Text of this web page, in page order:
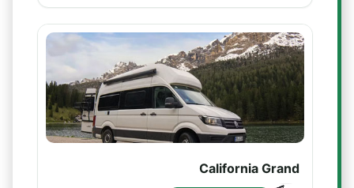
California Grand